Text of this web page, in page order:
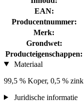
EAN:
Producentnummer:
Merk:
Grondwet:
Producteigenschappen:
Materiaal
99,5 % Koper, 0,5 % zink
Juridische informatie